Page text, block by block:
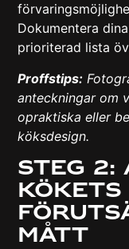
Dokumentera
prioriterad lista
Proffstips:
anteckningar om
opraktiska eller
köksdesign.
Steg 2:
kökets
mått